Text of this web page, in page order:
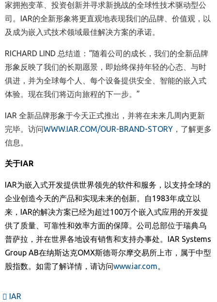
家拥抱变革、投资创新并寻求新挑战的全球性技术驱动型公
司。 IAR的全新形象将更直观地表现我们的品牌、价值观，以
及成为嵌入式技术领域最佳解决方案的承诺。
RICHARD LIND 总结道：“随着公司的成长，我们的全新品牌
形象反映了我们的长期愿景，即始终保持年轻的心态、与时
俱进，并为全球每个人、每个设备提供安全、智能的嵌入式
体验。现在我们将迈向旅程的下一步。”
IAR 全新品牌形象于今天正式推出，并将在未来几周内更新
完毕。访问WWW.IAR.COM/OUR-BRAND-STORY ，了解更多
信息。
关于IAR
IAR为嵌入式开发提供世界领先的软件和服务， 以支持全球的
企业创造今天的产品和实现未来的创新。
自1983年成立以
来， IAR的解决方案已经为超过100万个嵌入式应用的开发提
供了质量、可靠性和效率方面的保障。公司总部位于瑞典乌
普萨拉， 并在世界各地设有销售和支持办事处。 IAR Systems
Group AB在纳斯达克OMX斯德哥尔摩交易所上市 ，属于中型
股指数。如需了解详情，请访问www.iar.com。
IAR